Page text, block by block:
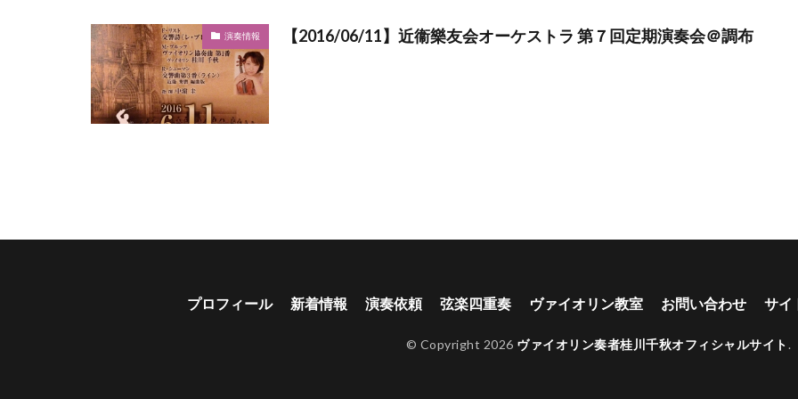
演奏情報 【2016/06/11】近衞樂友会オーケストラ 第７回定期演奏会＠調布
プロフィール 新着情報 演奏依頼 弦楽四重奏 ヴァイオリン教室 お問い合わせ サイ
© Copyright 2026 ヴァイオリン奏者桂川千秋オフィシャルサイト.